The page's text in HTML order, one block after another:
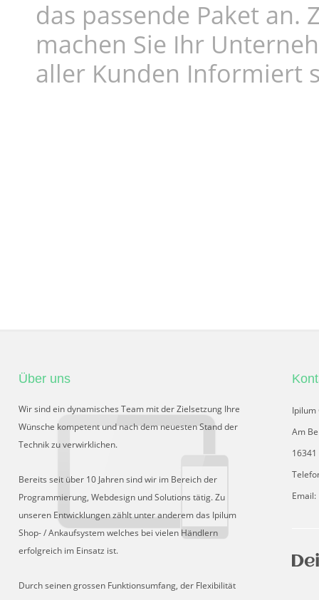
das passende Paket an.
machen Sie Ihr
aller Kunden Informiert
Über uns
Wir sind ein dynamisches Team mit der Zielsetzung Ihre
Wünsche kompetent und nach dem neuesten Stand der
Technik zu verwirklichen.
Bereits seit über 10 Jahren sind wir im Bereich der
Programmierung, Webdesign und Solutions tätig. Zu
unseren Entwicklungen zählt unter anderem das Ipilum
Shop- / Ankaufsystem welches bei vielen Händlern
erfolgreich im Einsatz ist.
Durch seinen grossen Funktionsumfang, der Flexibilität
Ipilum
Am